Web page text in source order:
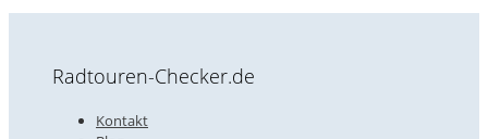
Radtouren-Checker.de
Kontakt